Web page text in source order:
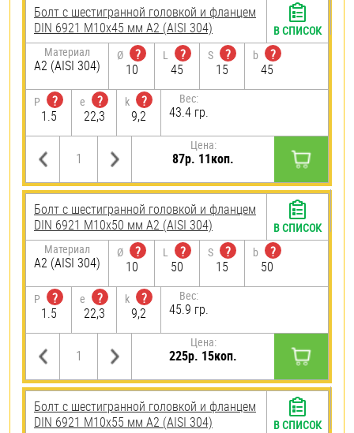
Болт с шестигранной головкой и фланцем
DIN 6921 М10х45 мм А2 (AISI 304)
Материал
А2 (AISI 304)
Ø
?
10
L
?
45
S
?
15
b
?
45
P
?
1.5
e
?
22,3
k
?
9,2
Вес:
43.4 гр.
Цена:
87р. 11коп.
В СПИСОК
Болт с шестигранной головкой и фланцем
DIN 6921 М10х50 мм А2 (AISI 304)
Материал
А2 (AISI 304)
Ø
?
10
L
?
50
S
?
15
b
?
50
P
?
1.5
e
?
22,3
k
?
9,2
Вес:
45.9 гр.
Цена:
225р. 15коп.
В СПИСОК
Болт с шестигранной головкой и фланцем
DIN 6921 М10х55 мм А2 (AISI 304)
В СПИСОК